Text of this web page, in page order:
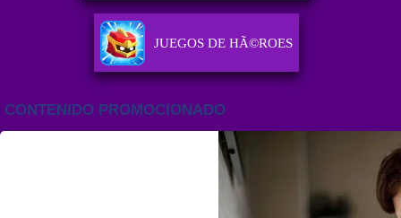
JUEGOS DE HÃ©ROES